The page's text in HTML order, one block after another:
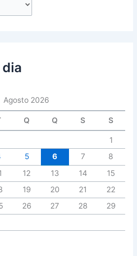
Agosto 2026
Q Q S S
1
5 6 7
8
12 13 14
15
19 20 21
22
26 27 28
29